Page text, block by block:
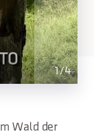
1/4
Wald der